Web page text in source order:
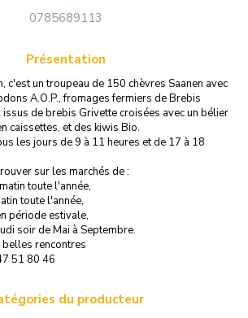
0785689113
Présentation
c'est un troupeau de 150 chèvres Saanen avec
A.O.P., fromages fermiers de Brebis
issus de brebis Grivette croisées avec un bélier
caissettes, et des kiwis Bio.
les jours de 9 à 11 heures et de 17 à 18
sur les marchés de :
toute l'année,
toute l'année,
période estivale,
soir de Mai à Septembre.
rencontres
51 80 46
du producteur